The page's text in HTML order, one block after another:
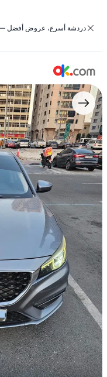
‏دردشة أسرع، عروض أفضل —
28,000
درهم
للبيع
إم
جي
6
موديل
2020
سعة
المحرك
1.5
لتر
توربو،
الطراز
القياسي،
يعمل
بالبنزين،
ناقل
حركة
أوتوماتيكي،
دفع
أمامي
مستعمل